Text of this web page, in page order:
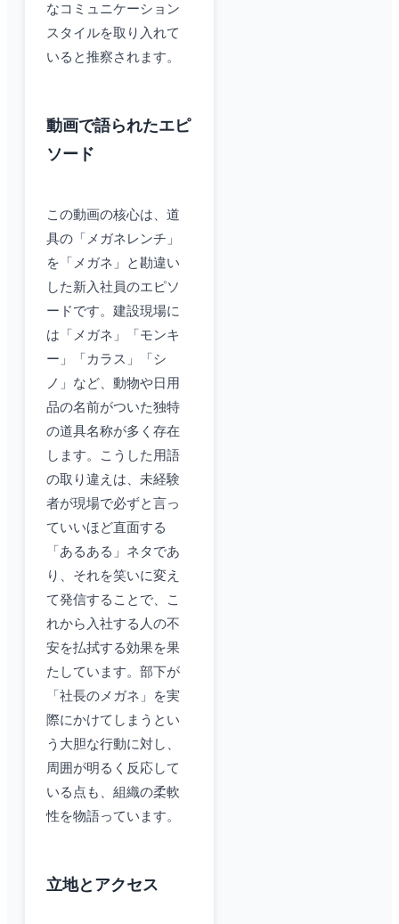
なコミュニケーション
スタイルを取り入れて
いると推察されます。
動画で語られたエピ
ソード
この動画の核心は、道
具の「メガネレンチ」
を「メガネ」と勘違い
した新入社員のエピソ
ードです。建設現場に
は「メガネ」「モンキ
ー」「カラス」「シ
ノ」など、動物や日用
品の名前がついた独特
の道具名称が多く存在
します。こうした用語
の取り違えは、未経験
者が現場で必ずと言っ
ていいほど直面する
「あるある」ネタであ
り、それを笑いに変え
て発信することで、こ
れから入社する人の不
安を払拭する効果を果
たしています。部下が
「社長のメガネ」を実
際にかけてしまうとい
う大胆な行動に対し、
周囲が明るく反応して
いる点も、組織の柔軟
性を物語っています。
立地とアクセス